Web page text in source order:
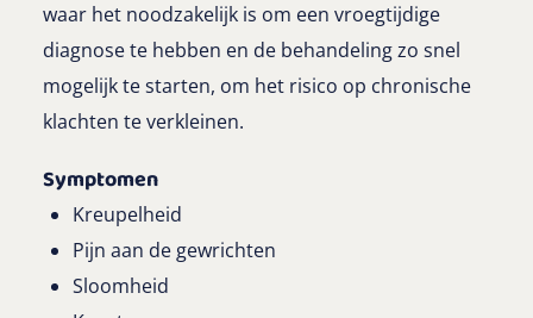
waar het noodzakelijk is om een vroegtijdige
diagnose te hebben en de behandeling zo snel
mogelijk te starten, om het risico op chronische
klachten te verkleinen.
Symptomen
Kreupelheid
Pijn aan de gewrichten
Sloomheid